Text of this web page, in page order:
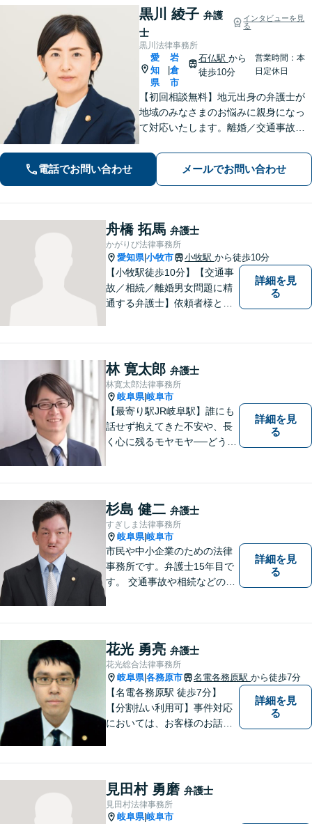
黒川 綾子 弁護
士
インタビューを見
る
黒川法律事務所
愛
知
県
岩
倉
市
石仏駅 から
徒歩10分
営業時間：本
日定休日
【初回相談無料】地元出身の弁護士が
地域のみなさまのお悩みに親身になっ
て対応いたします。離婚／交通事故／
こる法律トラブルに幅広く対応しま
す。お気軽にご相談ください。【法テ
ラス利用可能】
電話でお問い合わせ メールでお問い合わせ
舟橋 拓馬 弁護士
かがりび法律事務所
愛知県|小牧市 小牧駅 から徒歩10分
【小牧駅徒歩10分】【交通事
故／相続／離婚男女問題に精
通する弁護士】依頼者様との
分かりやすい説明を心がけま
す。お気軽にご相談くださ
い！
詳細を見
る
林 寛太郎 弁護士
林寛太郎法律事務所
岐阜県|岐阜市
【最寄り駅JR岐阜駅】誰にも
話せず抱えてきた不安や、長
く心に残るモヤモヤ──どうぞ
いながら、これからの一歩を
一緒に見つけていきます。
【丁寧なヒアリング】【地域
密着型の法律事務所】
詳細を見
る
杉島 健二 弁護士
すぎしま法律事務所
岐阜県|岐阜市
市民や中小企業のための法律
事務所です。弁護士15年目で
す。 交通事故や相続などの相
などの家事事件を解決してき
ました。特に交通事故では多
くの後遺障害事故や死亡事故
を解決してきました。
詳細を見
る
花光 勇亮 弁護士
花光総合法律事務所
岐阜県|各務原市 名電各務原駅 から徒歩7分
【名電各務原駅 徒歩7分】
【分割払い利用可】事件対応
においては、お客様のお話を
ることを心がけています。
詳細を見
る
見田村 勇磨 弁護士
見田村法律事務所
岐阜県|岐阜市